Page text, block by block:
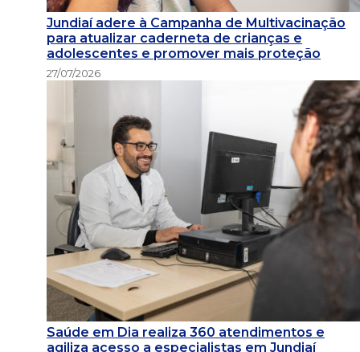
Jundiaí adere à Campanha de Multivacinação
para atualizar caderneta de crianças e
adolescentes e promover mais proteção
27/07/2026
Saúde em Dia realiza 360 atendimentos e
agiliza acesso a especialistas em Jundiaí